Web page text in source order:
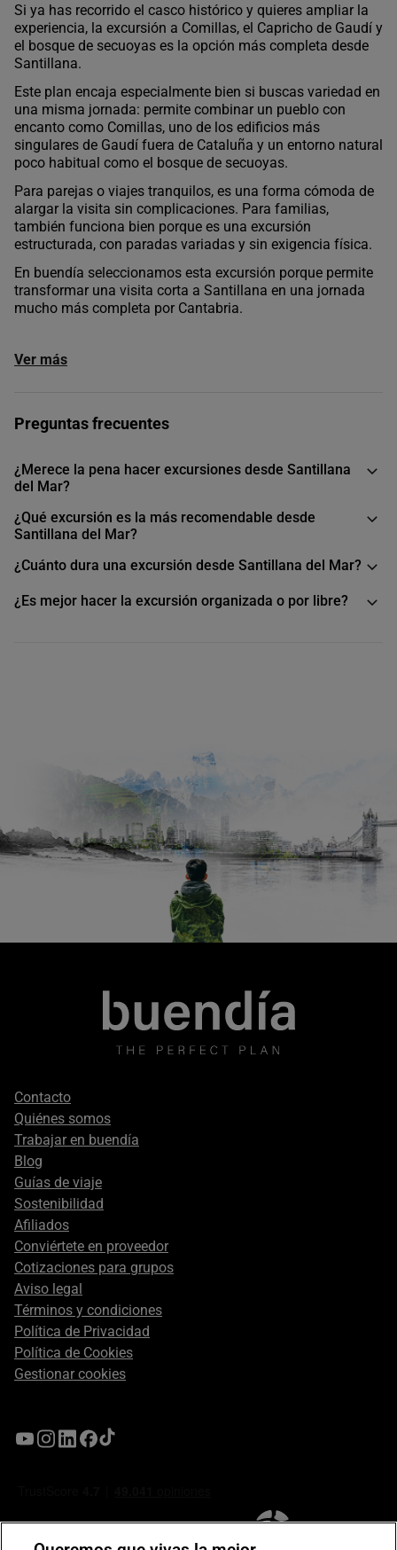
Si ya has recorrido el casco histórico y quieres ampliar la
experiencia, la excursión a Comillas, el Capricho de Gaudí y
el bosque de secuoyas es la opción más completa desde
Santillana.
Este plan encaja especialmente bien si buscas variedad en
una misma jornada: permite combinar un pueblo con
encanto como Comillas, uno de los edificios más
singulares de Gaudí fuera de Cataluña y un entorno natural
poco habitual como el bosque de secuoyas.
Para parejas o viajes tranquilos, es una forma cómoda de
alargar la visita sin complicaciones. Para familias,
también funciona bien porque es una excursión
estructurada, con paradas variadas y sin exigencia física.
En buendía seleccionamos esta excursión porque permite
transformar una visita corta a Santillana en una jornada
mucho más completa por Cantabria.
Ver más
Preguntas frecuentes
¿Merece la pena hacer excursiones desde Santillana
del Mar?
¿Qué excursión es la más recomendable desde
Santillana del Mar?
¿Cuánto dura una excursión desde Santillana del Mar?
¿Es mejor hacer la excursión organizada o por libre?
Footer
secondary
Contacto
Quiénes somos
Trabajar en buendía
Blog
Guías de viaje
Sostenibilidad
Afiliados
Conviértete en proveedor
Cotizaciones para grupos
Aviso legal
Términos y condiciones
Política de Privacidad
Política de Cookies
Gestionar cookies